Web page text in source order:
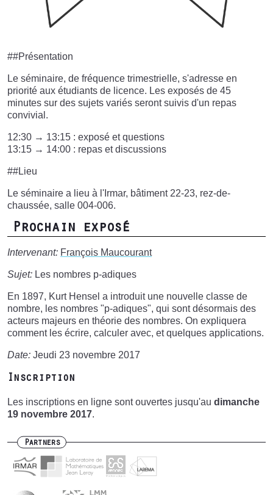
##Présentation
Le séminaire, de fréquence trimestrielle, s'adresse en
priorité aux étudiants de licence. Les exposés de 45
minutes sur des sujets variés seront suivis d'un repas
convivial.
12:30 → 13:15 : exposé et questions
13:15 → 14:00 : repas et discussions
##Lieu
Le séminaire a lieu à l'Irmar, bâtiment 22-23, rez-de-
chaussée, salle 004-006.
Prochain exposé
Intervenant: François Maucourant
Sujet: Les nombres p-adiques
En 1897, Kurt Hensel a introduit une nouvelle classe de
nombre, les nombres "p-adiques", qui sont désormais des
acteurs majeurs en théorie des nombres. On expliquera
comment les écrire, calculer avec, et quelques applications.
Date: Jeudi 23 novembre 2017
Inscription
Les inscriptions en ligne sont ouvertes jusqu'au dimanche
19 novembre 2017.
Partners